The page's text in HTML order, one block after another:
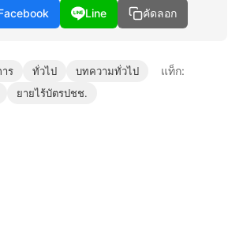
Line คัดลอก
ร ทั่วไป บทความทั่วไป แท็ก:
ยายไร้บัตรปชช.